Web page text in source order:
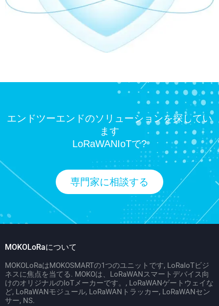
エンドツーエンドのソリューションを探してい
ます
LoRaWANIoTで?
専門家に相談する
MOKOLoRaについて
MOKOLoRaはMOKOSMARTの1つのユニットです, LoRaIoTビジ
ネスに焦点を当てる. MOKOは、LoRaWANスマートデバイス向
けのオリジナルのIoTメーカーです。, LoRaWANゲートウェイな
ど, LoRaWANモジュール, LoRaWANトラッカー, LoRaWANセン
サー, NS.